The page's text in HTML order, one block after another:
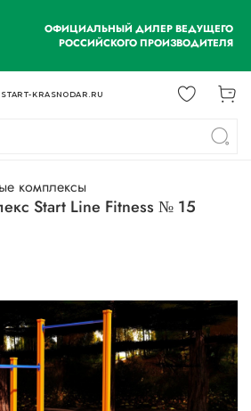
ОФИЦИАЛЬНЫЙ ДИЛЕР ВЕДУЩЕГО
РОССИЙСКОГО ПРОИЗВОДИТЕЛЯ
START-KRASNODAR.RU
комплексы
Start Line Fitness № 15